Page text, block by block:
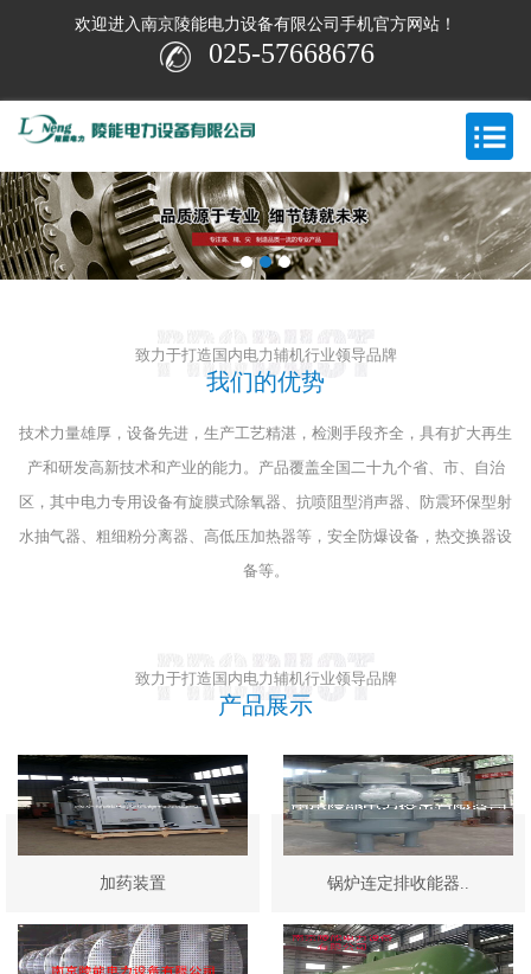
欢迎进入南京陵能电力设备有限公司手机官方网站！
025-57668676
致力于打造国内电力辅机行业领导品牌
我们的优势
技术力量雄厚，设备先进，生产工艺精湛，检测手段齐全，具有扩大再生
产和研发高新技术和产业的能力。 产品覆盖全国二十九个省、市、自治
区，其中电力专用设备有旋膜式除氧器、抗喷阻型消声器、防震环保型射
水抽气器、粗细粉分离器、高低压加热器等，安全防爆设备，热交换器设
备等。
致力于打造国内电力辅机行业领导品牌
产品展示
加药装置 锅炉连定排收能器..